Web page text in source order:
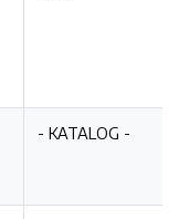
- KATALOG -